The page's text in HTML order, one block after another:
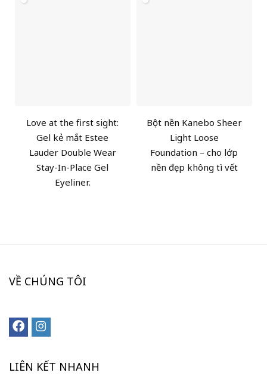
Love at the first sight:
Gel kẻ mắt Estee
Lauder Double Wear
Stay-In-Place Gel
Eyeliner.
Bột nền Kanebo Sheer
Light Loose
Foundation – cho lớp
nền đẹp không tì vết
VỀ CHÚNG TÔI
LIÊN KẾT NHANH